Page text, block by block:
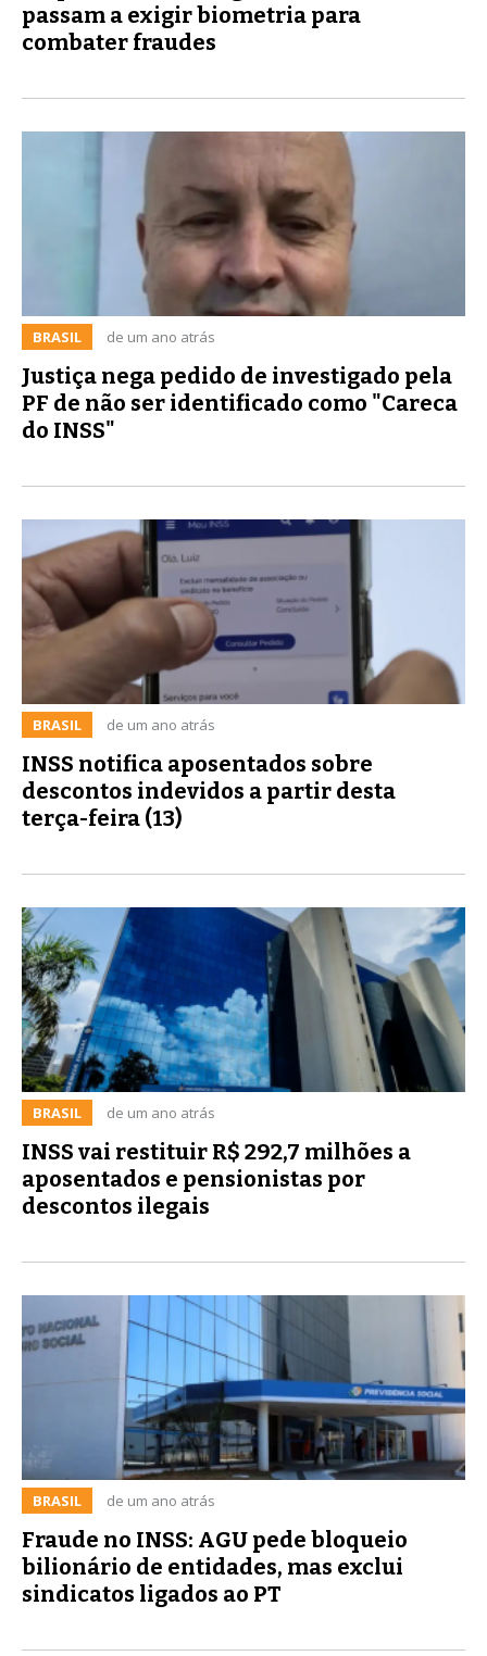
passam a exigir biometria para
combater fraudes
BRASIL de um ano atrás
Justiça nega pedido de investigado pela
PF de não ser identificado como "Careca
do INSS"
BRASIL de um ano atrás
INSS notifica aposentados sobre
descontos indevidos a partir desta
terça-feira (13)
BRASIL de um ano atrás
INSS vai restituir R$ 292,7 milhões a
aposentados e pensionistas por
descontos ilegais
BRASIL de um ano atrás
Fraude no INSS: AGU pede bloqueio
bilionário de entidades, mas exclui
sindicatos ligados ao PT